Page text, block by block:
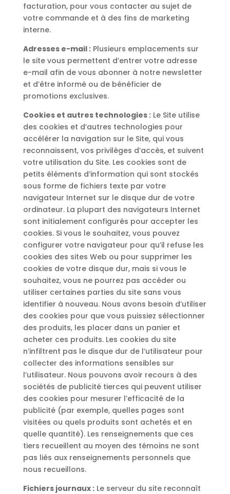
facturation, pour vous contacter au sujet de
votre commande et à des fins de marketing
interne.
Adresses e-mail :Plusieurs emplacements sur
le site vous permettent d’entrer votre adresse
e-mail afin de vous abonner à notre newsletter
et d’être informé ou de bénéficier de
promotions exclusives.
Cookies et autres technologies :Le Site utilise
des cookies et d’autres technologies pour
accélérer la navigation sur le Site, qui vous
reconnaissent, vos privilèges d’accès, et suivent
votre utilisation du Site. Les cookies sont de
petits éléments d’information qui sont stockés
sous forme de fichiers texte par votre
navigateur Internet sur le disque dur de votre
ordinateur. La plupart des navigateurs Internet
sont initialement configurés pour accepter les
cookies. Si vous le souhaitez, vous pouvez
configurer votre navigateur pour qu’il refuse les
cookies des sites Web ou pour supprimer les
cookies de votre disque dur, mais si vous le
souhaitez, vous ne pourrez pas accéder ou
utiliser certaines parties du site sans vous
identifier à nouveau. Nous avons besoin d’utiliser
des cookies pour que vous puissiez sélectionner
des produits, les placer dans un panier et
acheter ces produits. Les cookies du site
n’infiltrent pas le disque dur de l’utilisateur pour
collecter des informations sensibles sur
l’utilisateur. Nous pouvons avoir recours à des
sociétés de publicité tierces qui peuvent utiliser
des cookies pour mesurer l’efficacité de la
publicité (par exemple, quelles pages sont
visitées ou quels produits sont achetés et en
quelle quantité). Les renseignements que ces
tiers recueillent au moyen des témoins ne sont
pas liés aux renseignements personnels que
nous recueillons.
Fichiers journaux :Le serveur du site reconnaît